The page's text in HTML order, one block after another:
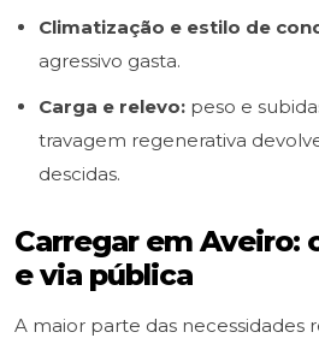
Climatização e estilo de
agressivo gasta.
Carga e relevo: peso e
travagem regenerativa
descidas.
Carregar em Aveiro:
e via pública
A maior parte das necessidades